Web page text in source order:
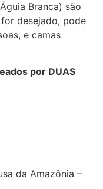
Branca) são
desejado, pode
e camas
por DUAS
da Amazônia –